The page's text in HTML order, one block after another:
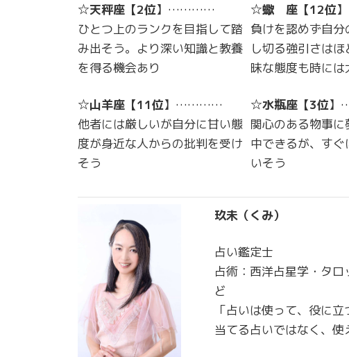
☆天秤座 【2位】…………
ひとつ上のランクを目指して踏
み出そう。より深い知識と教養
を得る機会あり
☆蠍 座【12位
負けを認めず自
し切る強引さは
昧な態度も時には
☆山羊座 【11位】…………
他者には厳しいが自分に甘い態
度が身近な人からの批判を受け
そう
☆水瓶座【3位
関心のある物事に
中できるが、すぐ
いそう
玖未（くみ）
占い鑑定士
占術：西洋占星学・タ
ど
「占いは使って、役に立
当てる占いではなく、使